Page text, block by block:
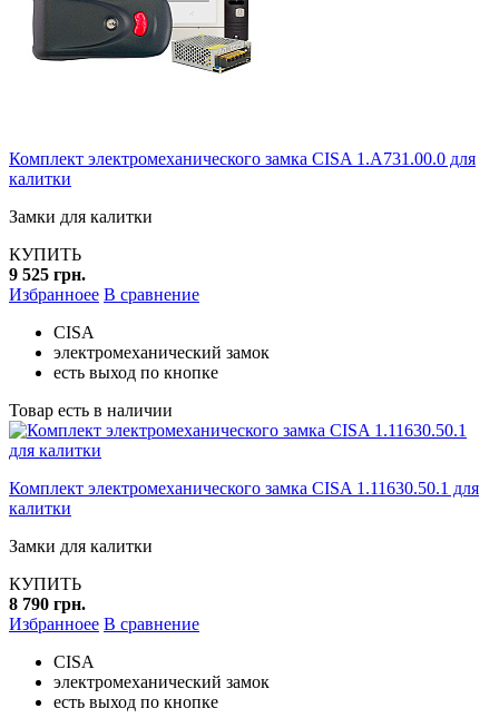
Комплект электромеханического замка CISA 1.A731.00.0 для
калитки
Замки для калитки
КУПИТЬ
9 525 грн.
Избранноее В сравнение
CISA
электромеханический замок
есть выход по кнопке
Товар есть в наличии
Комплект электромеханического замка CISA 1.11630.50.1 для
калитки
Замки для калитки
КУПИТЬ
8 790 грн.
Избранноее В сравнение
CISA
электромеханический замок
есть выход по кнопке